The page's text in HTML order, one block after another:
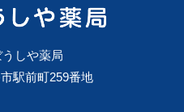
しや薬局
駅前町259番地